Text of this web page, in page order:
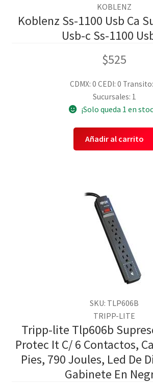
KOBLENZ
Koblenz Ss-1100 Usb Ca
Usb-c Ss-1100
$525
CDMX: 0 CEDI: 0
Sucursales: 1
¡Solo queda 1 en
Añadir al carrito
SKU: TLP606B
TRIPP-LITE
Tripp-lite Tlp606b
Protec It C/ 6 Contactos,
Pies, 790 Joules, Led De
Gabinete En